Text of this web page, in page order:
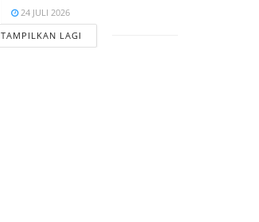
24 JULI 2026
TAMPILKAN LAGI